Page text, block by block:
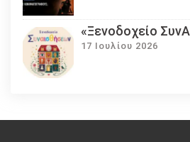
«Ξενοδοχείο
17 Ιουλίου 2026